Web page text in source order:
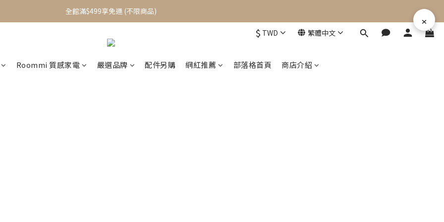
加入會員立即送$100元購物金
全館滿$499享免運 (不限商品)
$ TWD 繁體中文
Roommi 質感家電 嚴選品牌 配件另購 網紅推薦 部落格首頁 商店介紹
×